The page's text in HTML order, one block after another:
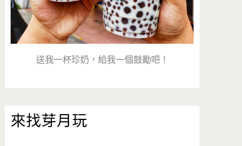
送我一杯珍奶，給我一個鼓勵吧！
來找芽月玩